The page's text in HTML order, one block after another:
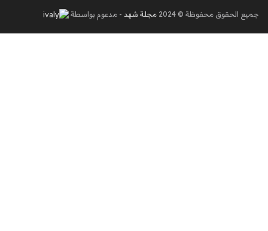
جميع الحقوق محفوظة © 2024 مجلة شهد - مدعوم بواسطة